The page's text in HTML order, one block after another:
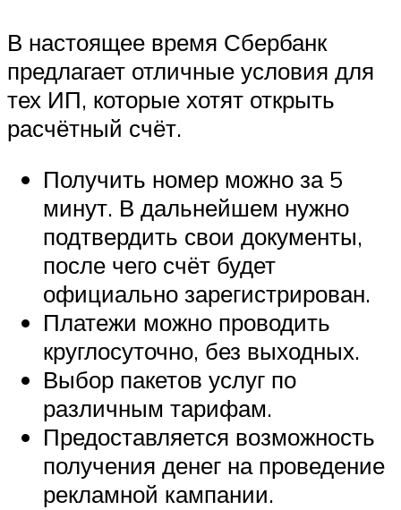
В настоящее время Сбербанк
предлагает отличные условия для
тех ИП, которые хотят открыть
расчётный счёт.
Получить номер можно за 5
минут. В дальнейшем нужно
подтвердить свои документы,
после чего счёт будет
официально зарегистрирован.
Платежи можно проводить
круглосуточно, без выходных.
Выбор пакетов услуг по
различным тарифам.
Предоставляется возможность
получения денег на проведение
рекламной кампании.